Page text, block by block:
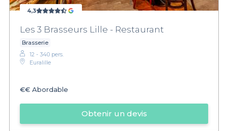
4,3
Les 3 Brasseurs Lille - Restaurant
Brasserie
12 - 340 pers.
Euralille
€€ Abordable
Obtenir un devis